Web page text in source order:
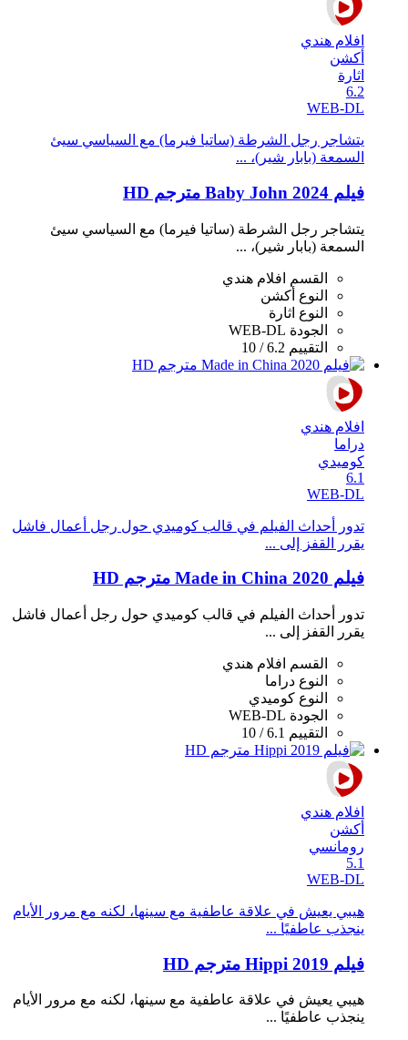
افلام هندي
أكشن
اثارة
6.2
WEB-DL
يتشاجر رجل الشرطة (ساتيا فيرما) مع السياسي سيئ
السمعة (بابار شير)، ...
فيلم Baby John 2024 مترجم HD
يتشاجر رجل الشرطة (ساتيا فيرما) مع السياسي سيئ
السمعة (بابار شير)، ...
القسم
افلام هندي
النوع أكشن
النوع اثارة
الجودة WEB-DL
التقييم 6.2 / 10
افلام هندي
دراما
كوميدي
6.1
WEB-DL
تدور أحداث الفيلم في قالب كوميدي حول رجل أعمال فاشل
يقرر القفز إلى ...
فيلم Made in China 2020 مترجم HD
تدور أحداث الفيلم في قالب كوميدي حول رجل أعمال فاشل
يقرر القفز إلى ...
القسم
افلام هندي
النوع دراما
النوع كوميدي
الجودة WEB-DL
التقييم 6.1 / 10
افلام هندي
أكشن
رومانسي
5.1
WEB-DL
هيبي يعيش في علاقة عاطفية مع سينها، لكنه مع مرور اﻷيام
ينجذب عاطفيًا ...
فيلم Hippi 2019 مترجم HD
هيبي يعيش في علاقة عاطفية مع سينها، لكنه مع مرور اﻷيام
ينجذب عاطفيًا ...